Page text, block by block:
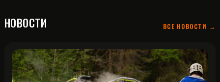
НОВОСТИ ВСЕ НОВОСТИ →